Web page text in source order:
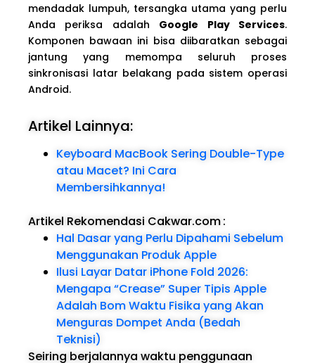
mendadak lumpuh, tersangka utama yang perlu
Anda periksa adalah Google Play Services.
Komponen bawaan ini bisa diibaratkan sebagai
jantung yang memompa seluruh proses
sinkronisasi latar belakang pada sistem operasi
Android.
Artikel Lainnya:
Keyboard MacBook Sering Double-Type
atau Macet? Ini Cara
Membersihkannya!
Artikel Rekomendasi Cakwar.com:
Hal Dasar yang Perlu Dipahami Sebelum
Menggunakan Produk Apple
Ilusi Layar Datar iPhone Fold 2026:
Mengapa “Crease” Super Tipis Apple
Adalah Bom Waktu Fisika yang Akan
Menguras Dompet Anda (Bedah
Teknisi)
Seiring berjalannya waktu penggunaan